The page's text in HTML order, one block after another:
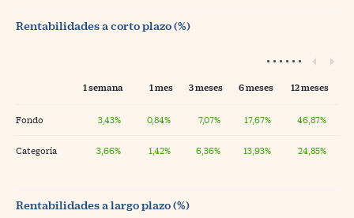
Rentabilidades a corto plazo (%)
1 semana 1 mes 3 meses 6 meses 12 meses
Fondo 3,43% 0,84% 7,07% 17,67% 46,87%
Categoría 3,66% 1,42% 6,36% 13,93% 24,85%
Rentabilidades a largo plazo (%)